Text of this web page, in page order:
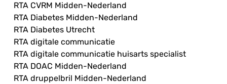
RTA CVRM Midden-Nederland
RTA Diabetes Midden-Nederland
RTA Diabetes Utrecht
RTA digitale communicatie
RTA digitale communicatie huisarts specialist
RTA DOAC Midden-Nederland
RTA druppelbril Midden-Nederland